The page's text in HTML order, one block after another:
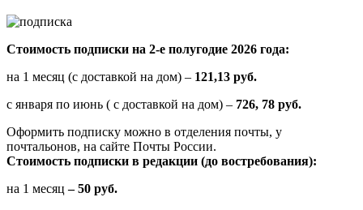
Стоимость подписки на 2-е полугодие 2026 года:
на 1 месяц (с доставкой на дом) – 121,13 руб.
с января по июнь ( с доставкой на дом) – 726, 78 руб.
Оформить подписку можно в отделения почты, у
почтальонов, на сайте Почты России.
Стоимость подписки в редакции (до востребования):
на 1 месяц – 50 руб.